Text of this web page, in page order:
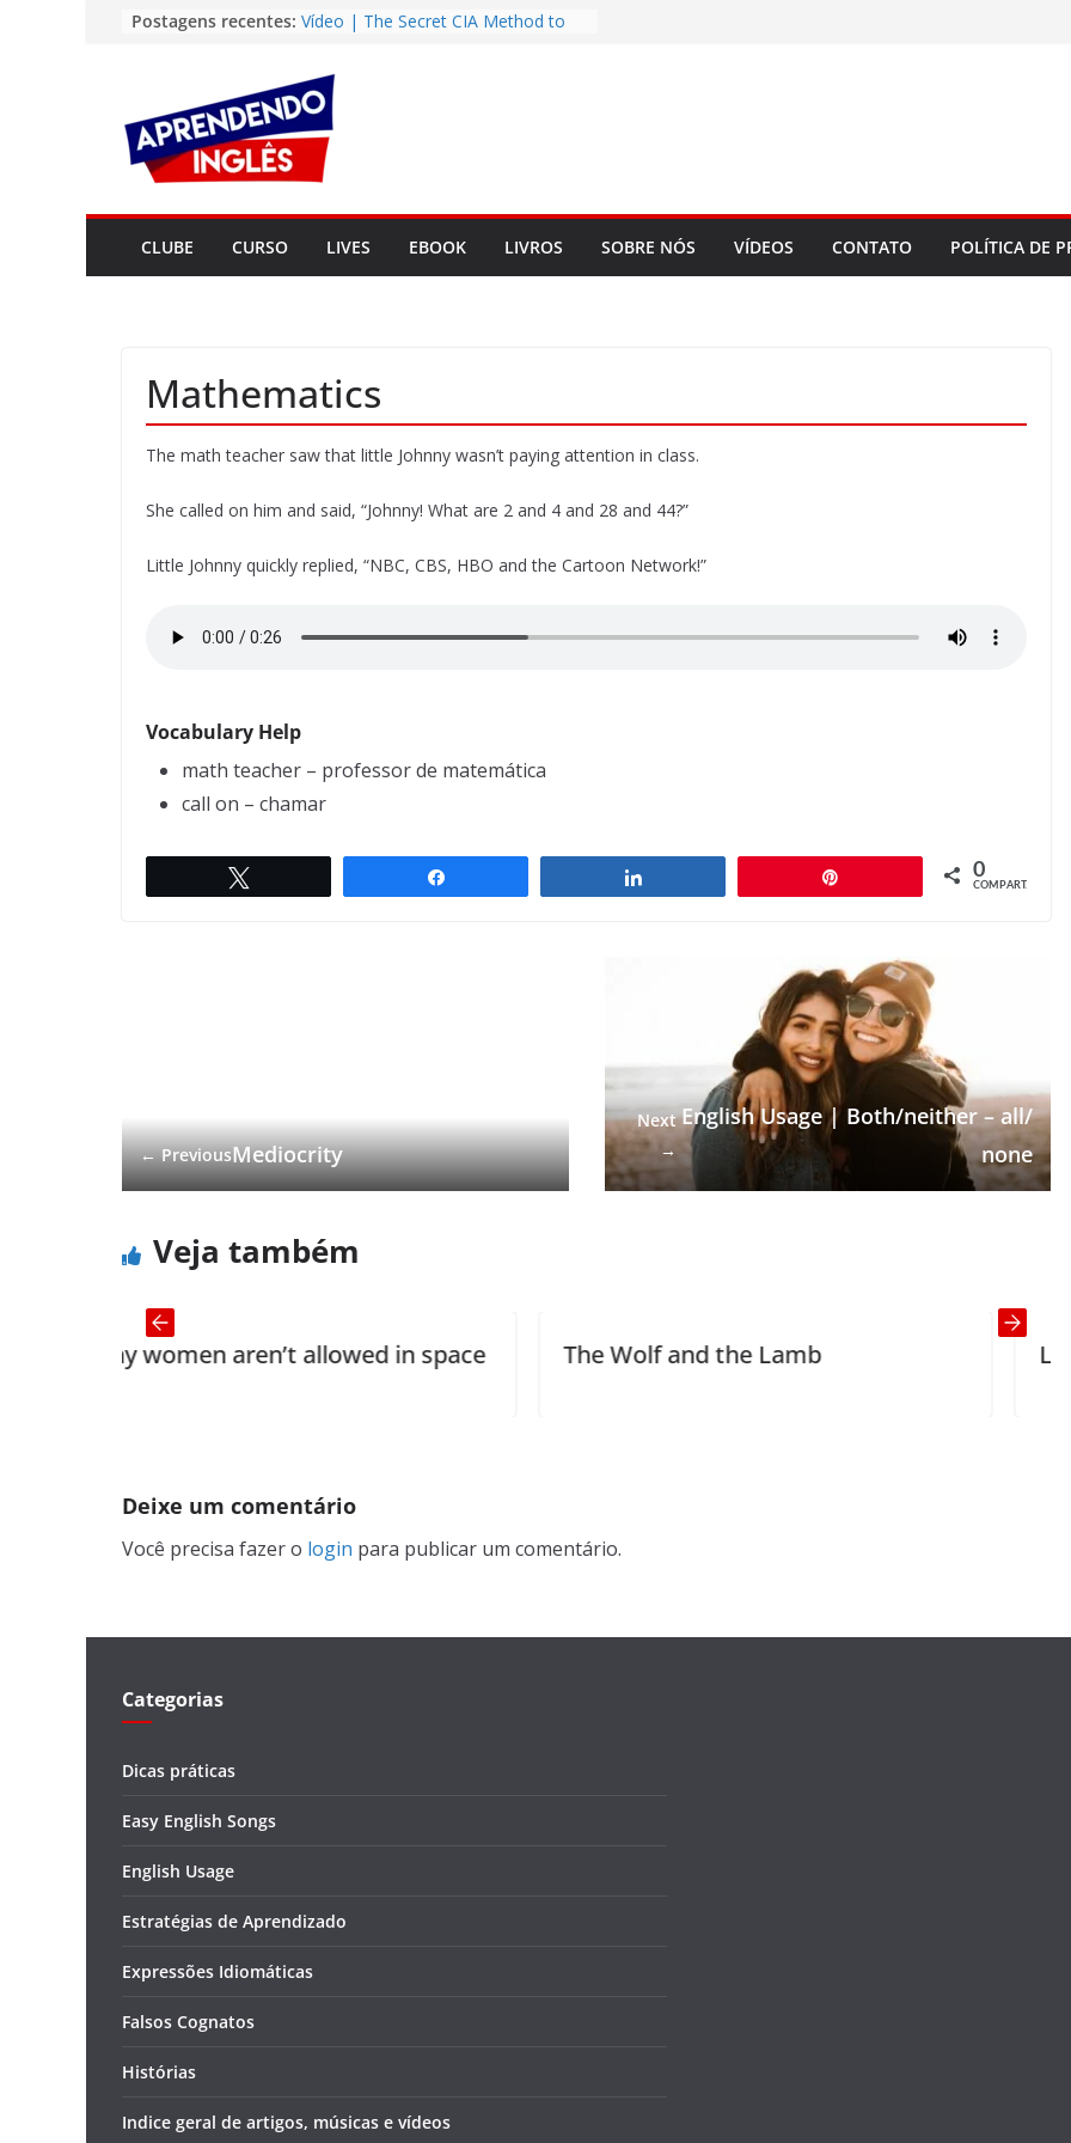
conteúdo
Postagens recentes: Vídeo | The Secret CIA Method to
Vídeo | How I m using NotebookLM
to power up my language learning
Vídeo | Do imaginary friends make
you smarter?
Story | Brasília: The City That Rose
from the Wilderness
Easy English Song | Somewhere
Over the Rainbow (Israel
Kamakawiwo’ole)
CLUBE CURSO LIVES EBOOK LIVROS SOBRE NÓS VÍDEOS CONTATO POLÍTICA DE
Mathematics
The math teacher saw that little Johnny wasn’t paying attention in class.
She called on him and said, “Johnny! What are 2 and 4 and 28 and 44?”
Little Johnny quickly replied, “NBC, CBS, HBO and the Cartoon Network!”
Vocabulary Help
math teacher – professor de matemática
call on – chamar
0
COMPART.
← PreviousMediocrity
Next
→
English Usage | Both/neither – all/
none
Veja também
aren’t allowed in space The Wolf and the Lamb Little Johnny’s
Deixe um comentário
Você precisa fazer o login para publicar um comentário.
Categorias
Dicas práticas
Easy English Songs
English Usage
Estratégias de Aprendizado
Expressões Idiomáticas
Falsos Cognatos
Histórias
Indice geral de artigos, músicas e vídeos